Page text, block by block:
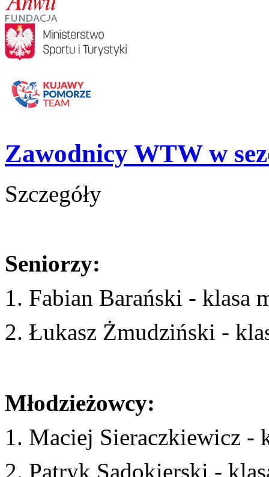
Zawodnicy WTW w
Szczegóły
Seniorzy:
1. Fabian Barański - klasa
2. Łukasz Żmudziński -
Młodzieżowcy:
1. Maciej Sieraczkiewicz -
2. Patryk Sadokierski -